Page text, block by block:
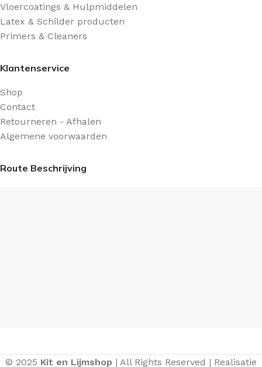
Vloercoatings & Hulpmiddelen
Latex & Schilder producten
Primers & Cleaners
Klantenservice
Shop
Contact
Retourneren - Afhalen
Algemene voorwaarden
Route Beschrijving
© 2025 Kit en Lijmshop | All Rights Reserved | Realisatie